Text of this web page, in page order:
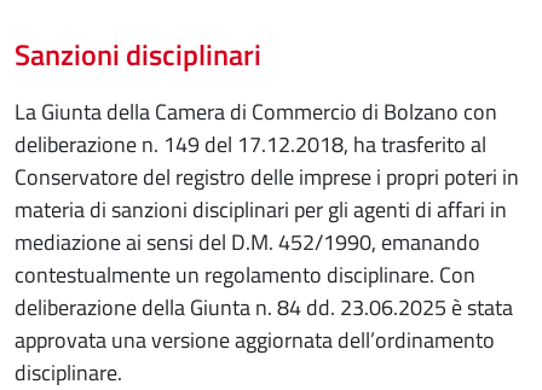
Sanzioni disciplinari
La Giunta della Camera di Commercio di Bolzano con
deliberazione n. 149 del 17.12.2018, ha trasferito al
Conservatore del registro delle imprese i propri poteri in
materia di sanzioni disciplinari per gli agenti di affari in
mediazione ai sensi del D.M. 452/1990, emanando
contestualmente un regolamento disciplinare. Con
deliberazione della Giunta n. 84 dd. 23.06.2025 è stata
approvata una versione aggiornata dell’ordinamento
disciplinare.